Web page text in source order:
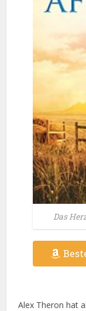
Das
Alex Theron hat